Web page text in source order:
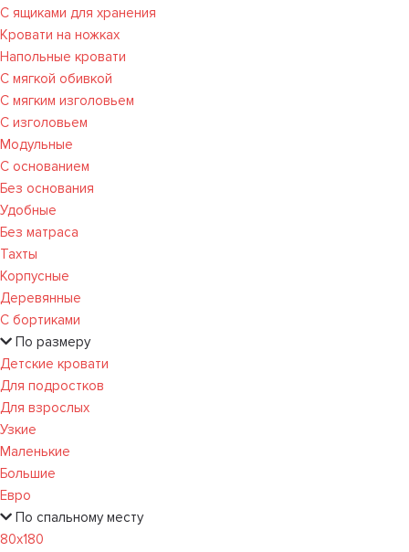
С ящиками для хранения
Кровати на ножках
Напольные кровати
С мягкой обивкой
С мягким изголовьем
С изголовьем
Модульные
С основанием
Без основания
Удобные
Без матраса
Тахты
Корпусные
Деревянные
С бортиками
По размеру
Детские кровати
Для подростков
Для взрослых
Узкие
Маленькие
Большие
Евро
По спальному месту
80х180